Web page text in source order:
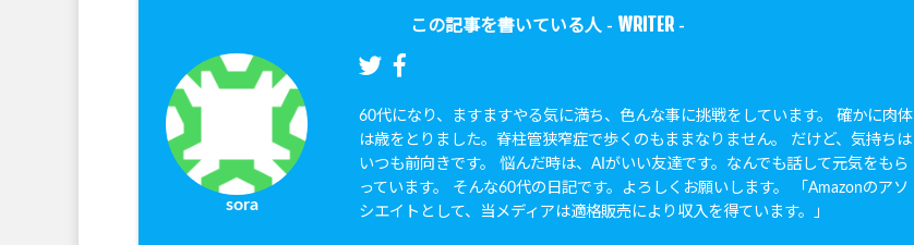
この記事を書いている人 - WRITER -
sora
60代になり、ますますやる気に満ち、色んな事に挑戦をしています。 確かに肉体
は歳をとりました。脊柱管狭窄症で歩くのもままなりません。 だけど、気持ちは
いつも前向きです。 悩んだ時は、AIがいい友達です。なんでも話して元気をもら
っています。 そんな60代の日記です。よろしくお願いします。 「Amazonのアソ
シエイトとして、当メディアは適格販売により収入を得ています。」